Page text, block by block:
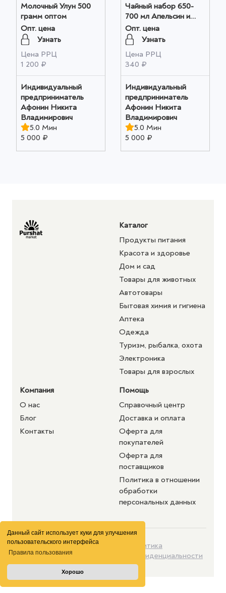
Данный сайт использует куки для улучшения
пользовательского интерфейса
Правила пользования
Хорошо
Молочный Улун 500
грамм оптом
Опт. цена
Узнать
Цена РРЦ
1 200 ₽
Индивидуальный
предприниматель
Афонин Никита
Владимирович
5.0 Мин
5 000 ₽
Чайный набор 650-
700 мл Апельсин и
манго оптом
Опт. цена
Узнать
Цена РРЦ
340 ₽
Индивидуальный
предприниматель
Афонин Никита
Владимирович
5.0 Мин
5 000 ₽
Каталог
Продукты питания
Красота и здоровье
Дом и сад
Товары для животных
Автотовары
Бытовая химия и гигиена
Аптека
Одежда
Туризм, рыбалка, охота
Электроника
Товары для взрослых
Компания
О нас
Блог
Контакты
Помощь
Справочный центр
Доставка и оплата
Оферта для
покупателей
Оферта для
поставщиков
Политика в отношении
обработки
персональных данных
©2026 purshat.market. Все
права защищены
Политика
конфиденциальности